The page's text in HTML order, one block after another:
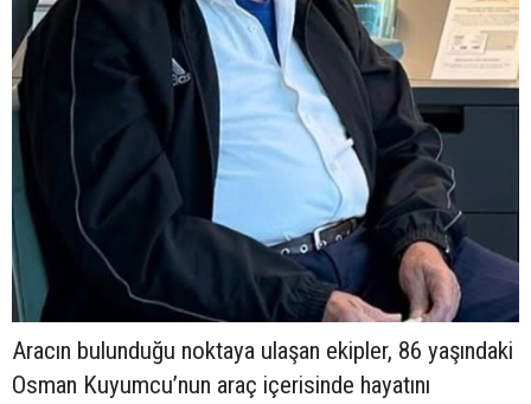
Aracın bulunduğu noktaya ulaşan ekipler, 86 yaşındaki
Osman Kuyumcu’nun araç içerisinde hayatını